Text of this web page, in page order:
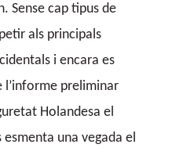
Sense cap tipus de
als principals
i encara es
l’informe preliminar
Holandesa el
una vegada el